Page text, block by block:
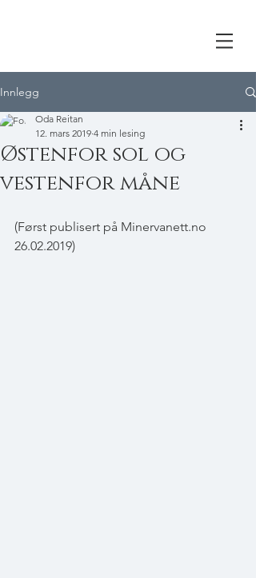
Innlegg
Østenfor sol og
vestenfor måne
Oda Reitan
12. mars 2019 4 min lesing
(Først publisert på Minervanett.no
26.02.2019)